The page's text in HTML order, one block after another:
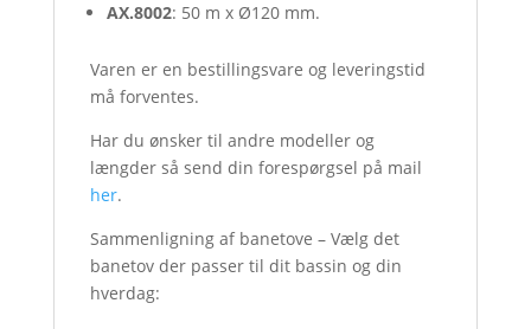
AX.8002: 50 m x Ø120 mm.
Varen er en bestillingsvare og leveringstid
må forventes.
Har du ønsker til andre modeller og
længder så send din forespørgsel på mail
her.
Sammenligning af banetove – Vælg det
banetov der passer til dit bassin og din
hverdag: